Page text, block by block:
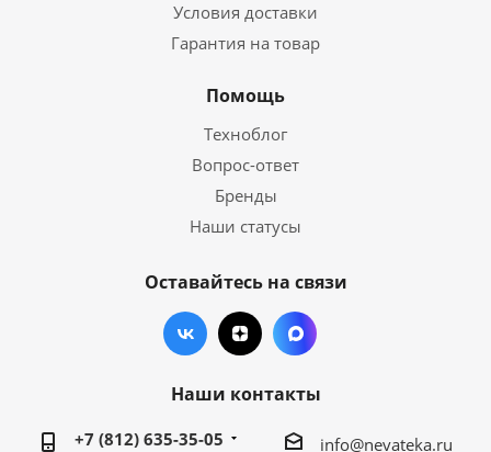
Условия доставки
Гарантия на товар
Помощь
Техноблог
Вопрос-ответ
Бренды
Наши статусы
Оставайтесь на связи
Наши контакты
+7 (812) 635-35-05 info@nevateka.ru